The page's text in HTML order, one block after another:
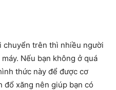
trên thì nhiều người
Nếu bạn không ở quá
thức này để được cơ
đổ xăng nên giúp bạn có